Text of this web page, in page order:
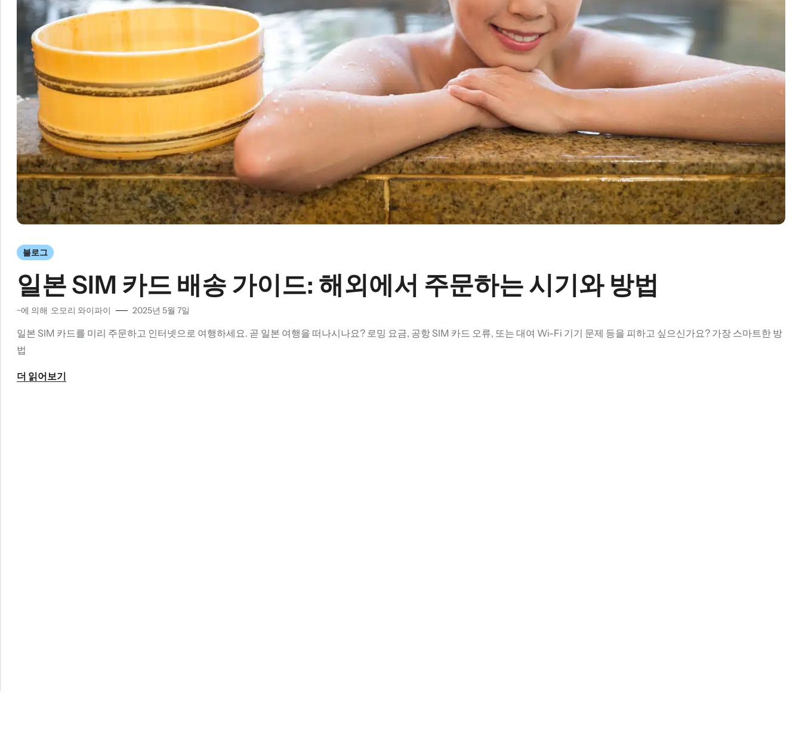
블로그
일본 SIM 카드 배송 가이드: 해외에서 주문하는 시기와 방법
~에 의해 오모리 와이파이 2025년 5월 7일
일본 SIM 카드를 미리 주문하고 인터넷으로 여행하세요. 곧 일본 여행을 떠나시나요? 로밍 요금, 공항 SIM 카드 오류, 또는 대여 Wi-Fi 기기 문제 등을 피하고 싶으신가요? 가장 스마트한 방
법
더 읽어보기